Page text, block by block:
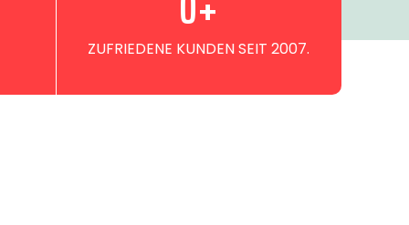
ZUFRIEDENE KUNDEN SEIT 2007.